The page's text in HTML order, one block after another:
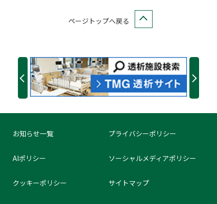
ページトップへ戻る
お知らせ一覧 プライバシーポリシー
AIポリシー ソーシャルメディアポリシー
クッキーポリシー サイトマップ